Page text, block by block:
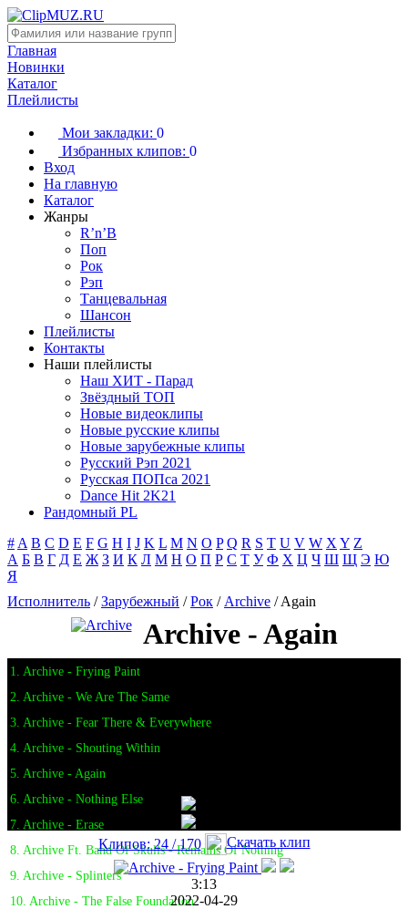
Главная
Новинки
Каталог
Плейлисты
Мои закладки: 0
Избранных клипов: 0
Вход
На главную
Каталог
Жанры
R’n’B
Поп
Рок
Рэп
Танцевальная
Шансон
Плейлисты
Контакты
Наши плейлисты
Наш ХИТ - Парад
Звёздный ТОП
Новые видеоклипы
Новые русские клипы
Новые зарубежные клипы
Русский Рэп 2021
Русская ПОПса 2021
Dance Hit 2K21
Рандомный PL
# A B C D E F G H I J K L M N O P Q R S T U V W X Y Z
А Б В Г Д Е Ж З И К Л М Н О П Р С Т У Ф Х Ц Ч Ш Щ Э Ю
Я
Исполнитель /Зарубежный /Рок / Archive / Again
Archive - Again
1. Archive - Frying Paint
2. Archive - We Are The Same
3. Archive - Fear There & Everywhere
4. Archive - Shouting Within
5. Archive - Again
6. Archive - Nothing Else
7. Archive - Erase
8. Archive Ft. Band Of Skulls - Remains Of Nothing
9. Archive - Splinters
10. Archive - The False Foundation
Клипов: 24 / 170 Скачать клип
3:13
2022-04-29